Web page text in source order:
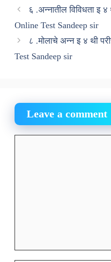
६ .अन्नातील विविधता इ
Online Test Sandeep sir
८ .मोलाचे अन्न इ ४ थी
Test Sandeep sir
Leave a comment